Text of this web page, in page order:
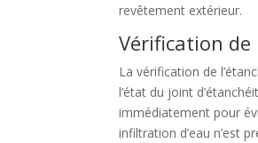
revêtement extérieur.
Vérification de
La vérification de
l’état du joint
immédiatement pour
infiltration d’eau n’est